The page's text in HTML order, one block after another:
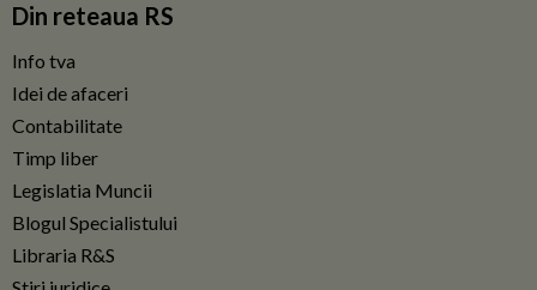
Din reteaua RS
Info tva
Idei de afaceri
Contabilitate
Timp liber
Legislatia Muncii
Blogul Specialistului
Libraria R&S